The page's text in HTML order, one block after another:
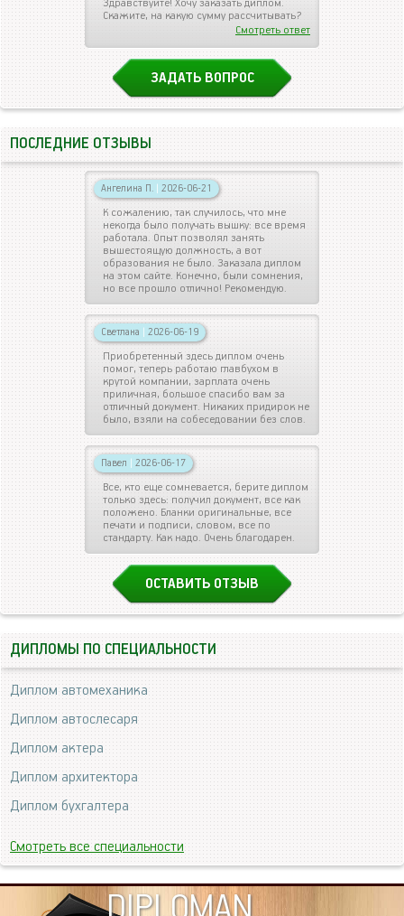
Здравствуйте! Хочу заказать диплом.
Скажите, на какую сумму рассчитывать?
Смотреть ответ
ЗАДАТЬ ВОПРОС
ПОСЛЕДНИЕ ОТЗЫВЫ
Ангелина П. 2026-06-21
К сожалению, так случилось, что мне
некогда было получать вышку: все время
работала. Опыт позволял занять
вышестоящую должность, а вот
образования не было. Заказала диплом
на этом сайте. Конечно, были сомнения,
но все прошло отлично! Рекомендую.
Светлана 2026-06-19
Приобретенный здесь диплом очень
помог, теперь работаю главбухом в
крутой компании, зарплата очень
приличная, большое спасибо вам за
отличный документ. Никаких придирок не
было, взяли на собеседовании без слов.
Павел 2026-06-17
Все, кто еще сомневается, берите диплом
только здесь: получил документ, все как
положено. Бланки оригинальные, все
печати и подписи, словом, все по
стандарту. Как надо. Очень благодарен.
ОСТАВИТЬ ОТЗЫВ
ДИПЛОМЫ ПО СПЕЦИАЛЬНОСТИ
Диплом автомеханика
Диплом автослесаря
Диплом актера
Диплом архитектора
Диплом бухгалтера
Смотреть все специальности